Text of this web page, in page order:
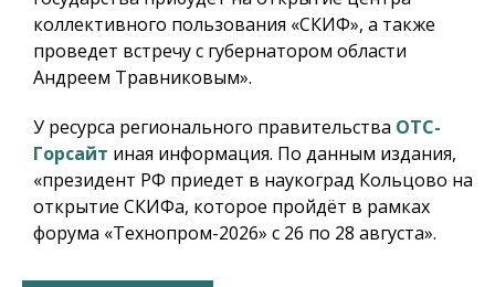
коллективного пользования «СКИФ», а также
проведет встречу с губернатором области
Андреем Травниковым».
У ресурса регионального правительства ОТС-
Горсайт иная информация. По данным издания,
«президент РФ приедет в наукоград Кольцово на
открытие СКИФа, которое пройдёт в рамках
форума «Технопром-2026» с 26 по 28 августа».